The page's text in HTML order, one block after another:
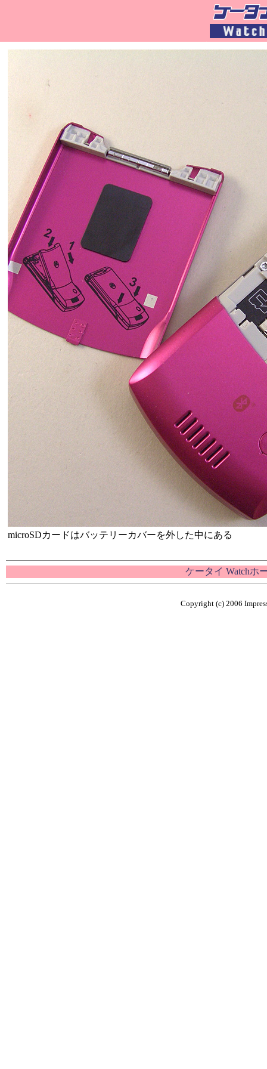
microSDカードはバッテリーカバーを外した中にある
ケータイ Watchホ
Copyright (c) 2006